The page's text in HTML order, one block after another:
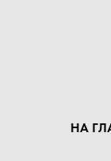
НА